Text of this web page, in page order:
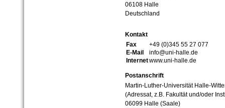
06108 Halle
Deutschland
Kontakt
Fax
+49 (0)345 55 27 077
E-Mail
info@uni-halle.de
Internetwww.uni-halle.de
Postanschrift
Martin-Luther-Universität Halle-
(Adressat, z.B. Fakultät und/oder
06099 Halle (Saale)